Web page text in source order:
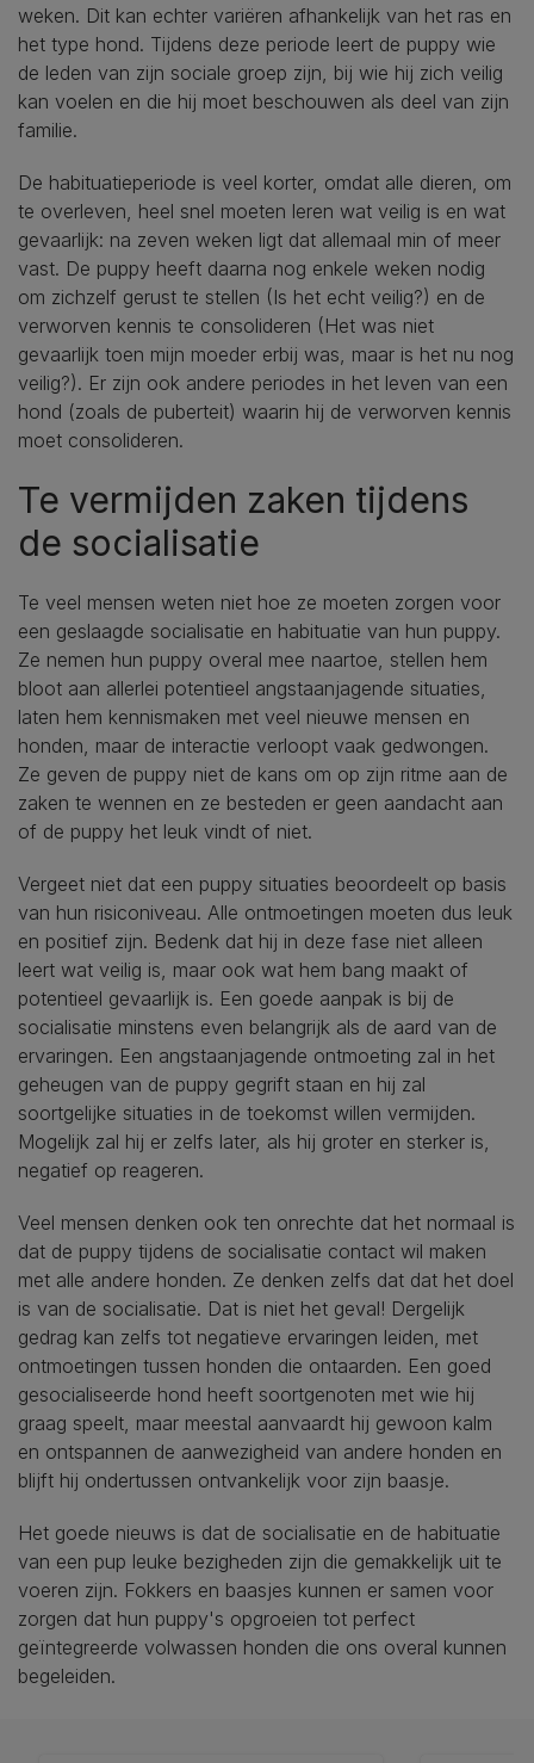
weken. Dit kan echter variëren afhankelijk van het ras en
het type hond. Tijdens deze periode leert de puppy wie
de leden van zijn sociale groep zijn, bij wie hij zich veilig
kan voelen en die hij moet beschouwen als deel van zijn
familie.
De habituatieperiode is veel korter, omdat alle dieren, om
te overleven, heel snel moeten leren wat veilig is en wat
gevaarlijk: na zeven weken ligt dat allemaal min of meer
vast. De puppy heeft daarna nog enkele weken nodig
om zichzelf gerust te stellen (Is het echt veilig?) en de
verworven kennis te consolideren (Het was niet
gevaarlijk toen mijn moeder erbij was, maar is het nu nog
veilig?). Er zijn ook andere periodes in het leven van een
hond (zoals de puberteit) waarin hij de verworven kennis
moet consolideren.
Te vermijden zaken tijdens
de socialisatie
Te veel mensen weten niet hoe ze moeten zorgen voor
een geslaagde socialisatie en habituatie van hun puppy.
Ze nemen hun puppy overal mee naartoe, stellen hem
bloot aan allerlei potentieel angstaanjagende situaties,
laten hem kennismaken met veel nieuwe mensen en
honden, maar de interactie verloopt vaak gedwongen.
Ze geven de puppy niet de kans om op zijn ritme aan de
zaken te wennen en ze besteden er geen aandacht aan
of de puppy het leuk vindt of niet.
Vergeet niet dat een puppy situaties beoordeelt op basis
van hun risiconiveau. Alle ontmoetingen moeten dus leuk
en positief zijn. Bedenk dat hij in deze fase niet alleen
leert wat veilig is, maar ook wat hem bang maakt of
potentieel gevaarlijk is. Een goede aanpak is bij de
socialisatie minstens even belangrijk als de aard van de
ervaringen. Een angstaanjagende ontmoeting zal in het
geheugen van de puppy gegrift staan en hij zal
soortgelijke situaties in de toekomst willen vermijden.
Mogelijk zal hij er zelfs later, als hij groter en sterker is,
negatief op reageren.
Veel mensen denken ook ten onrechte dat het normaal is
dat de puppy tijdens de socialisatie contact wil maken
met alle andere honden. Ze denken zelfs dat dat het doel
is van de socialisatie. Dat is niet het geval! Dergelijk
gedrag kan zelfs tot negatieve ervaringen leiden, met
ontmoetingen tussen honden die ontaarden. Een goed
gesocialiseerde hond heeft soortgenoten met wie hij
graag speelt, maar meestal aanvaardt hij gewoon kalm
en ontspannen de aanwezigheid van andere honden en
blijft hij ondertussen ontvankelijk voor zijn baasje.
Het goede nieuws is dat de socialisatie en de habituatie
van een pup leuke bezigheden zijn die gemakkelijk uit te
voeren zijn. Fokkers en baasjes kunnen er samen voor
zorgen dat hun puppy's opgroeien tot perfect
geïntegreerde volwassen honden die ons overal kunnen
begeleiden.